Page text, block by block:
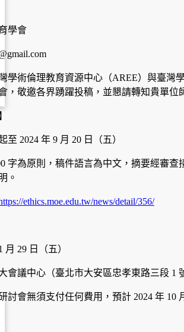
學會
學術倫理教育資源中心（AREE）與臺
，敬邀各界踴躍投稿，並懇請轉知貴單位
至 2024 年 9 月 20 日（五）
字為原則，稿件語言為中文，摘要經審
。
ethics.moe.edu.tw/news/detail/356/
月 29 日（五）
會議中心（臺北市大安區忠孝東路三段 1
討會無須支付任何費用，預計 2024 年